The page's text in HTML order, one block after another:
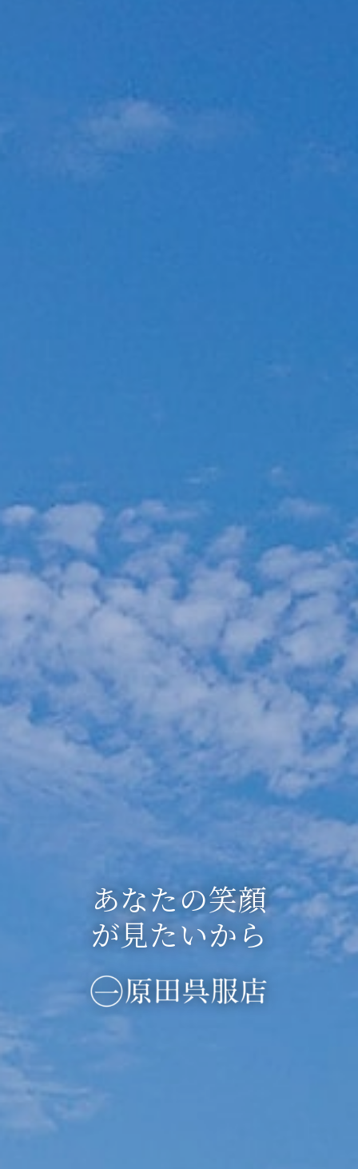
あなたの笑顔
が見たいから
糸が好き！
ニットハウス
AWAWA
藍染め ／ 草
ジレ ベスト
セレクション
当店の藍染め
織工房
文野
✕
AWAWA
阿波しじら織
オリジナルプリ
ント
My T クラブ